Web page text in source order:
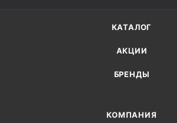
КАТАЛОГ
АКЦИИ
БРЕНДЫ
КОМПАНИЯ